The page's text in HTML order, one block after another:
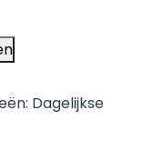
Dagelijkse